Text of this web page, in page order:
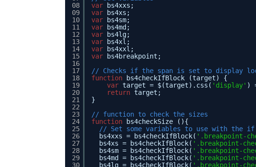
08
09
10
11
12
13
14
15
16
17
18
19
20
21
22
23
24
25
26
27
28
29
30
var
bs4xxs;
var
bs4xs;
var
bs4sm;
var
bs4md;
var
bs4lg;
var
bs4xl;
var
bs4xxl;
var
bs4breakpoint;
// Checks if the span is set to display
function
bs4checkIfBlock (target) {
var target = $(target).css( 'display' )
return target;
}
// function to check the sizes
function
bs4checkSize (){
// Set some variables to use with the if
bs4xxs = bs4checkIfBlock( '.breakpoint-
bs4xs = bs4checkIfBlock( '.breakpoint-
bs4sm = bs4checkIfBlock( '.breakpoint-
bs4md = bs4checkIfBlock( '.breakpoint-
bs4lg = bs4checkIfBlock( '.breakpoint-